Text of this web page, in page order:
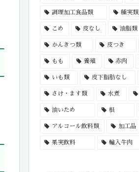
調理加工食品類 種実類
こめ 皮なし 油脂類
かんきつ類 皮つき
もも 養殖 赤肉
いも類 皮下脂肪なし
さけ・ます類 水煮
油いため 根
アルコール飲料類 加工品
果実飲料 輸入牛肉